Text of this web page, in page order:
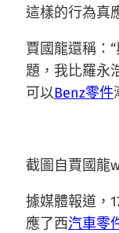
這樣的行為真
賈國龍還稱：
題，我比羅永
可以Benz零件
截圖自賈國龍
據媒體報道，
應了西汽車零